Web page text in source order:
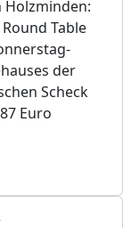
Holzminden:
Table
der
Scheck
Euro